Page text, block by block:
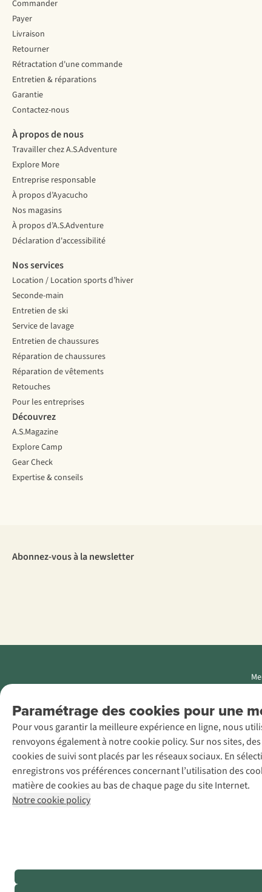
Paramétrage des cookies pour une
Pour vous garantir la meilleure expérience en ligne, nous
renvoyons également à notre cookie policy. Sur nos sites,
cookies de suivi sont placés par les réseaux sociaux. En
enregistrons vos préférences concernant l’utilisation des
matière de cookies au bas de chaque page du site Internet.
Notre cookie policy
Commander
Payer
Livraison
Retourner
Rétractation d'une commande
Entretien & réparations
Garantie
Contactez-nous
À propos de nous
Travailler chez A.S.Adventure
Explore More
Entreprise responsable
À propos d’Ayacucho
Nos magasins
À propos d’A.S.Adventure
Déclaration d'accessibilité
Nos services
Location / Location sports d’hiver
Seconde-main
Entretien de ski
Service de lavage
Entretien de chaussures
Réparation de chaussures
Réparation de vêtements
Retouches
Pour les entreprises
Découvrez
A.S.Magazine
Explore Camp
Gear Check
Expertise & conseils
Abonnez-vous à la newsletter
AS Adventure
Luxemburg SA,
Boulevard F.W.
Raiffeisen 25, L-
2411
Luxembourg
+32 (0)3 828
30 15